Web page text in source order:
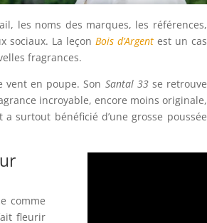
les noms des marques, les références,
sociaux. La leçon Bois d’Argentest un cas
fragrances.
vent en poupe. Son Santal 33se retrouve
incroyable, encore moins originale,
surtout bénéficié d’une grosse poussée
comme
fleurir